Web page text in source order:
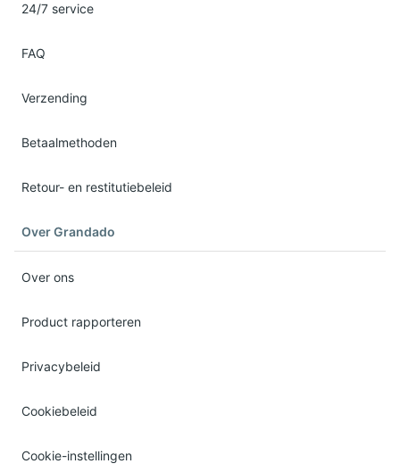
24/7 service
FAQ
Verzending
Betaalmethoden
Retour- en restitutiebeleid
Over Grandado
Over ons
Product rapporteren
Privacybeleid
Cookiebeleid
Cookie-instellingen